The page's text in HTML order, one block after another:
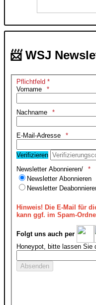
📨 WSJ
Pflichtfeld *
Vorname
Nachname
E-Mail-Adresse
Verifizieren
Newsletter Abonnieren/
Newsletter Abonnieren
Newsletter
Hinweis! Die E-Mail für
kann ggf. im Spam-
Folgt uns auch per
Honeypot, bitte lassen Sie